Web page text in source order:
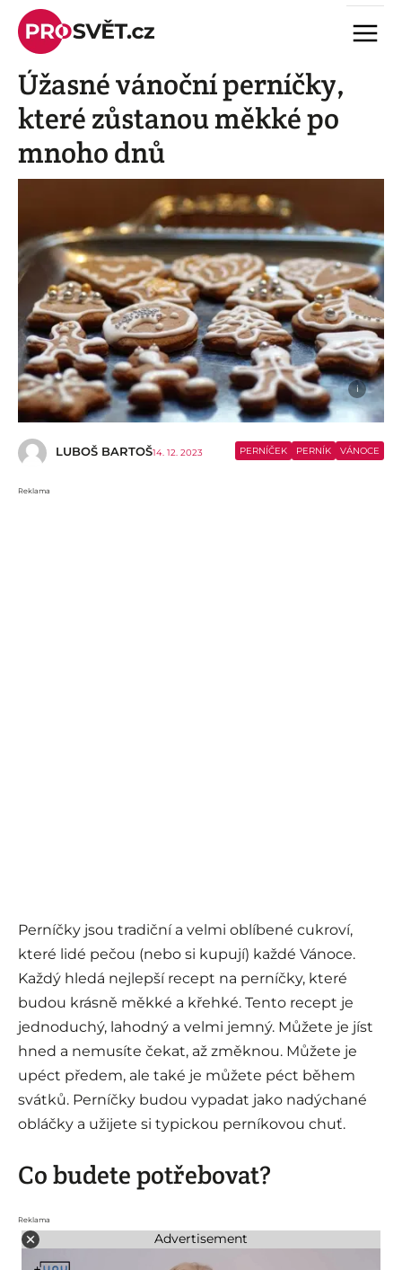
Skip
content
Menu
Úžasné vánoční perníčky,
které zůstanou měkké po
mnoho dnů
i
LUBOŠ BARTOŠ14. 12. 2023 PERNÍČEK PERNÍK VÁNOCE
Reklama
Perníčky jsou tradiční a velmi oblíbené cukroví,
které lidé pečou (nebo si kupují) každé Vánoce.
Každý hledá nejlepší recept na perníčky, které
budou krásně měkké a křehké. Tento recept je
jednoduchý, lahodný a velmi jemný. Můžete je jíst
hned a nemusíte čekat, až změknou. Můžete je
upéct předem, ale také je můžete péct během
svátků. Perníčky budou vypadat jako nadýchané
obláčky a užijete si typickou perníkovou chuť.
Co budete potřebovat?
Reklama
Advertisement